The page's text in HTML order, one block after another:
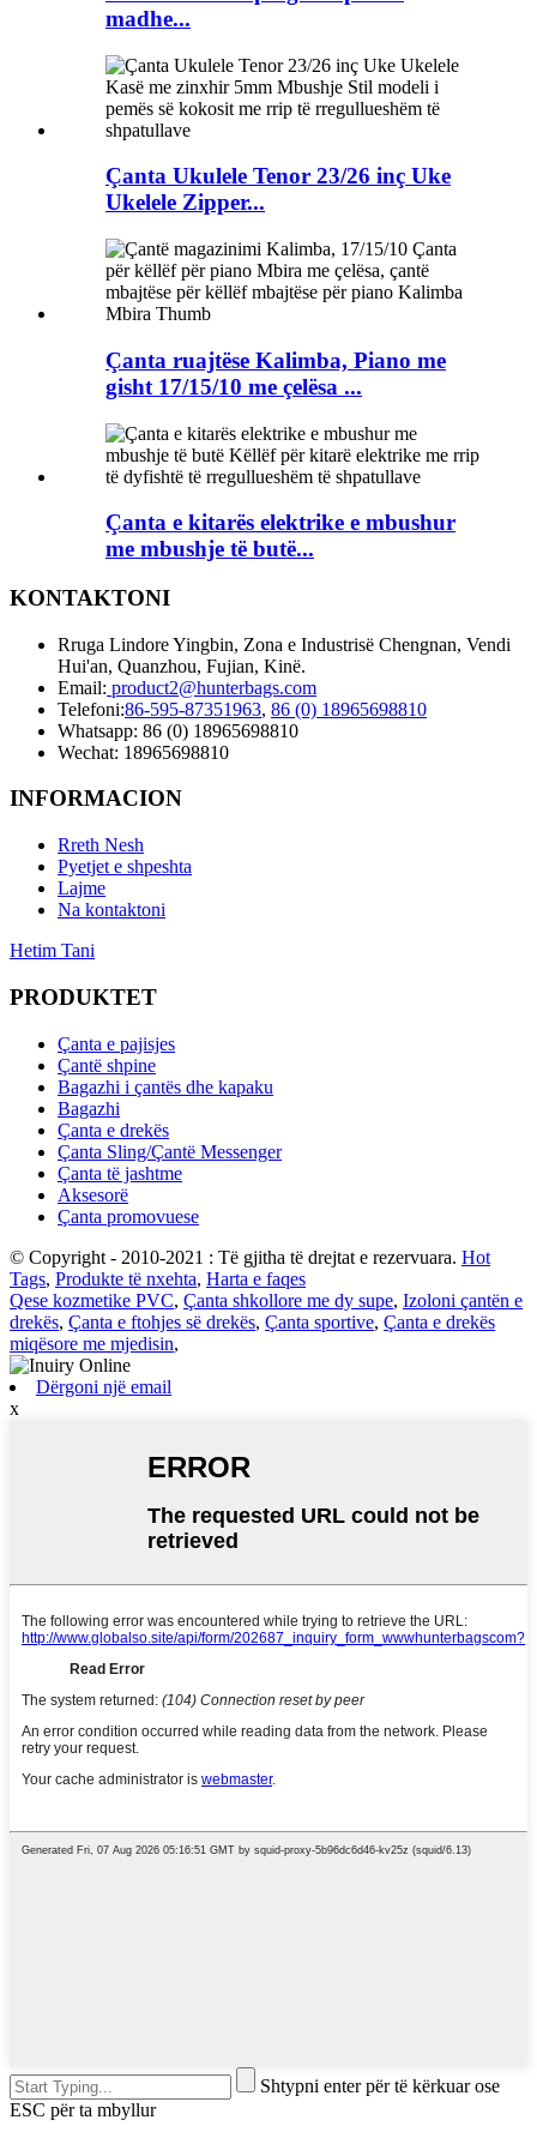
madhe...
Çanta Ukulele Tenor 23/26 inç Uke
Ukelele Zipper...
Çanta ruajtëse Kalimba, Piano me
gisht 17/15/10 me çelësa ...
Çanta e kitarës elektrike e mbushur
me mbushje të butë...
KONTAKTONI
Rruga Lindore Yingbin, Zona e Industrisë Chengnan, Vendi
Hui'an, Quanzhou, Fujian, Kinë.
Email: product2@hunterbags.com
Telefoni:86-595-87351963, 86 (0) 18965698810
Whatsapp: 86 (0) 18965698810
Wechat: 18965698810
INFORMACION
Rreth Nesh
Pyetjet e shpeshta
Lajme
Na kontaktoni
Hetim Tani
PRODUKTET
Çanta e pajisjes
Çantë shpine
Bagazhi i çantës dhe kapaku
Bagazhi
Çanta e drekës
Çanta Sling/Çantë Messenger
Çanta të jashtme
Aksesorë
Çanta promovuese
© Copyright - 2010-2021 : Të gjitha të drejtat e rezervuara. Hot
Tags, Produkte të nxehta, Harta e faqes
Qese kozmetike PVC, Çanta shkollore me dy supe, Izoloni çantën e
drekës, Çanta e ftohjes së drekës, Çanta sportive, Çanta e drekës
miqësore me mjedisin,
Dërgoni një email
x
Shtypni enter për të kërkuar ose
ESC për ta mbyllur